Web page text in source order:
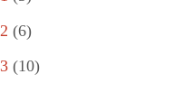
(6)
(10)